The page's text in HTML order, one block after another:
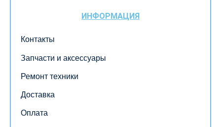
ИНФОРМАЦИЯ
Контакты
Запчасти и аксессуары
Ремонт техники
Доставка
Оплата